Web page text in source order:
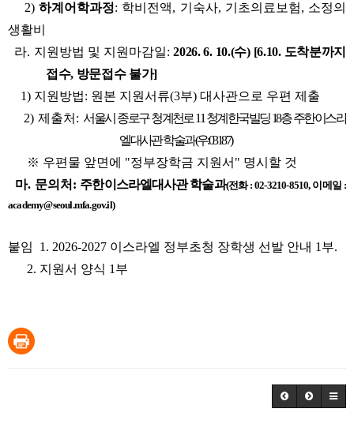
2)하계어학과정: 학비전액, 기숙사, 기초의료보험, 소정의
생활비
라. 지원방법 및 지원마감일:2026. 6. 10.(수) [6.10. 도착분까지
접수, 방문접수 불가]
1) 지원방법: 원본 지원서류(3부) 대사관으로 우편 제출
2) 제출처:서울시 종로구 청계천로 11 청계한국빌딩 18층 주한이스라
엘대사관 학술과(우:03187)
※ 우편물 앞면에 "정부장학금 지원서" 명시할 것
마. 문의처: 주한이스라엘대사관 학술과(전화 : 02-3210-8510, 이메일 :
academy@seoul.mfa.gov.il)
붙임 1. 2026-2027 이스라엘 정부초청 장학생 선발 안내 1부.
2. 지원서 양식 1부